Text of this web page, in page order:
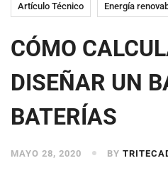
Artículo Técnico Energía
CÓMO
DISEÑAR UN
BATERÍAS
MAYO 28, 2020 BY